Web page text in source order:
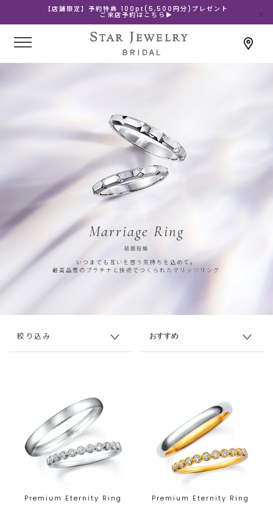
【店舗限定】予約特典 100pt(5,500円分)プレゼント
ご来店予約はこちら▶
Marriage Ring
結婚指輪
いつまでも互いを想う気持ちを込めて。
最高品質のプラチナと技術でつくられたマリッジリング
絞り込み
Premium Eternity Ring Premium Eternity Ring